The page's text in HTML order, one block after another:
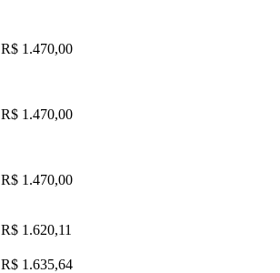
R$ 1.470,00
R$ 1.470,00
R$ 1.470,00
R$ 1.620,11
R$ 1.635,64